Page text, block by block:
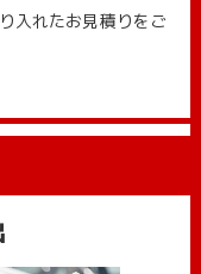
入れたお見積りをご